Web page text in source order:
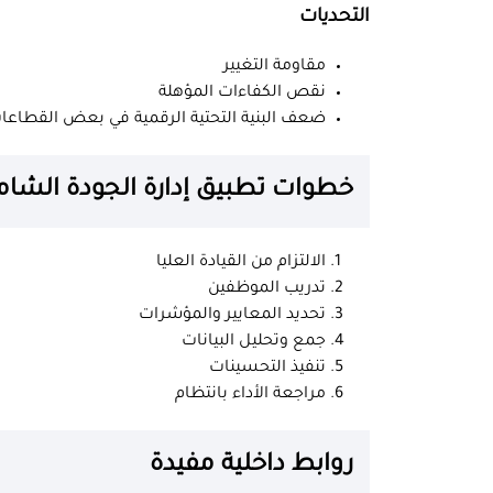
التحديات
مقاومة التغيير
نقص الكفاءات المؤهلة
ضعف البنية التحتية الرقمية في بعض
خطوات تطبيق إدارة الجودة
الالتزام من القيادة العليا
تدريب الموظفين
تحديد المعايير والمؤشرات
جمع وتحليل البيانات
تنفيذ التحسينات
مراجعة الأداء بانتظام
روابط داخلية مفيدة